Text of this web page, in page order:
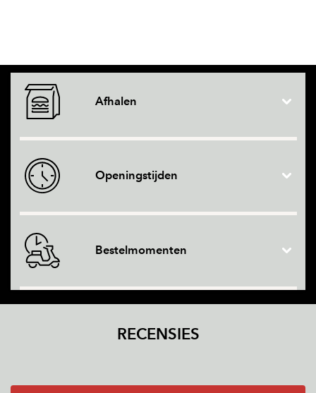
Afhalen
Openingstijden
Bestelmomenten
RECENSIES